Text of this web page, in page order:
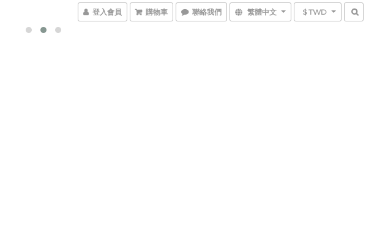
登入會員 購物車 聯絡我們 繁體中文 $ TWD